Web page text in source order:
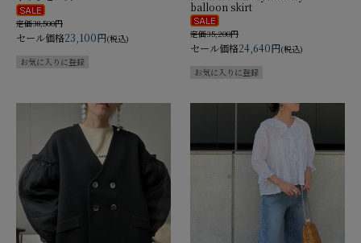
定価38,500円
セール価格23,100円(税込)
balloon skirt
定価35,200円
セール価格24,640円(税込)